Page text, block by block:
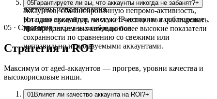
паттерны использования.
аккаунтов, сбалансированную непромо-активность,
ротацию аккаунтов, чистую IP-историю и соблюдение
правил конкретных сабреддитов.
05Гарантируете ли вы, что аккаунты никогда не забанят?+
Ни один провайдер не может честно это гарантировать.
Мы предлагаем значительно более высокие показатели
сохранности по сравнению со свежими или
неправильно используемыми аккаунтами.
05 · Стратегия
Стратегия и ROI
Максимум от aged-аккаунтов — прогрев, уровни качества и
высокорисковые ниши.
01Влияет ли качество аккаунта на ROI?+